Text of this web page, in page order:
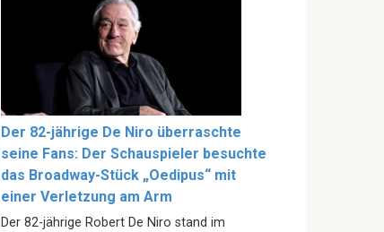
Der 82-jährige De Niro überraschte
seine Fans: Der Schauspieler besuchte
das Broadway-Stück „Oedipus“ mit
einer Verletzung am Arm
Der 82-jährige Robert De Niro stand im